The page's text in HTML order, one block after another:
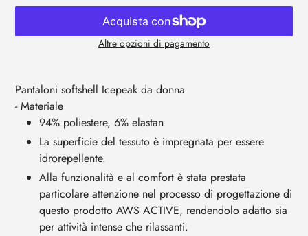
Altre opzioni di pagamento
prodotto
al
tuo
Pantaloni softshell Icepeak da donna
- Materiale
94% poliestere, 6% elastan
La superficie del tessuto è impregnata per essere
idrorepellente.
Alla funzionalità e al comfort è stata prestata
particolare attenzione nel processo di progettazione di
questo prodotto AWS ACTIVE, rendendolo adatto sia
per attività intense che rilassanti.